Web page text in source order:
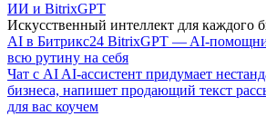
ИИ и BitrixGPT
Искусственный интеллект для каждого
AI в Битрикс24 BitrixGPT — AI-
всю рутину на себя
Чат с AI AI-ассистент придумает
бизнеса, напишет продающий текст
для вас коучем